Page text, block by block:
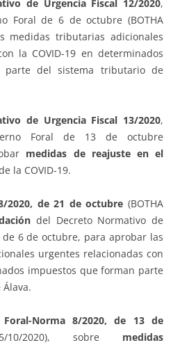
de Urgencia Fiscal 12/2020,
Foral de 6 de octubre (BOTHA
medidas tributarias adicionales
la COVID-19 en determinados
parte del sistema tributario de
de Urgencia Fiscal 13/2020,
Foral de 13 de octubre
medidas de reajuste en el
la COVID-19.
2020, de 21 de octubre (BOTHA
del Decreto Normativo de
de 6 de octubre, para aprobar las
urgentes relacionadas con
impuestos que forman parte
Foral-Norma 8/2020, de 13 de
2020), sobre medidas